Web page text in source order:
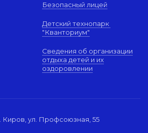
Безопасный лицей
Детский технопарк
"Кванториум"
Сведения об организации
отдыха детей и их
оздоровлении
Киров, ул. Профсоюзная, 55